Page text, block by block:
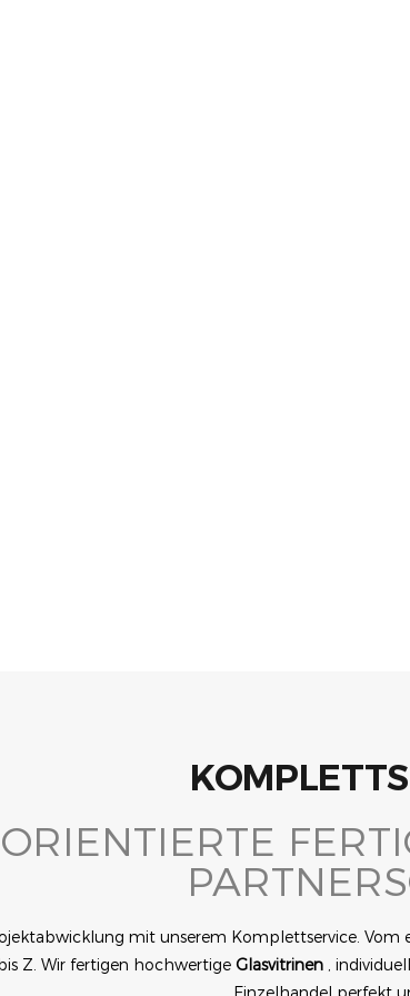
mit unserem Komplettservice.
Z. Wir fertigen hochwertige Glasvitrinen ,